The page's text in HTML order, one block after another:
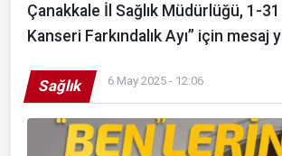
Çanakkale İl Sağlık Müdürlüğü, 1-31
Kanseri Farkındalık Ayı” için mesaj
Sağlık 6 May 2025 - 12:06